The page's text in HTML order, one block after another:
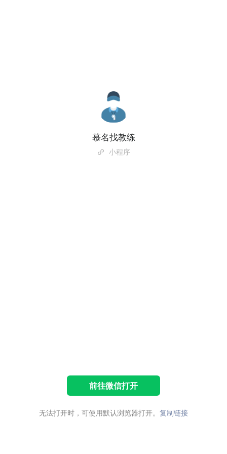
慕名找教练
小程序
前往微信打开
无法打开时，可使用默认浏览器打开。 复制链接